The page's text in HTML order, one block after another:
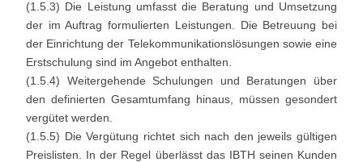
(1.5.3) Die Leistung umfasst die Beratung und Umsetzung
der im Auftrag formulierten Leistungen. Die Betreuung bei
der Einrichtung der Telekommunikationslösungen sowie eine
Erstschulung sind im Angebot enthalten.
(1.5.4) Weitergehende Schulungen und Beratungen über
den definierten Gesamtumfang hinaus, müssen gesondert
vergütet werden.
(1.5.5) Die Vergütung richtet sich nach den jeweils gültigen
Preislisten. In der Regel überlässt das IBTH seinen Kunden